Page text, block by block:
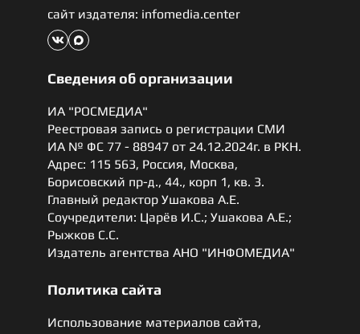
сайт издателя: infomedia.center
Сведения об организации
ИА "РОСМЕДИА"
Реестровая запись о регистрации СМИ
ИА № ФС 77 - 88947 от 24.12.2024г. в РКН.
Адрес: 115 563, Россия, Москва,
Борисовский пр-д., 44., корп 1, кв. 3.
Главный редактор Ушакова А.Е.
Соучредители: Царёв И.С.; Ушакова А.Е.;
Рыжков С.С.
Издатель агентства АНО "ИНФОМЕДИА"
Политика сайта
Использование материалов сайта,